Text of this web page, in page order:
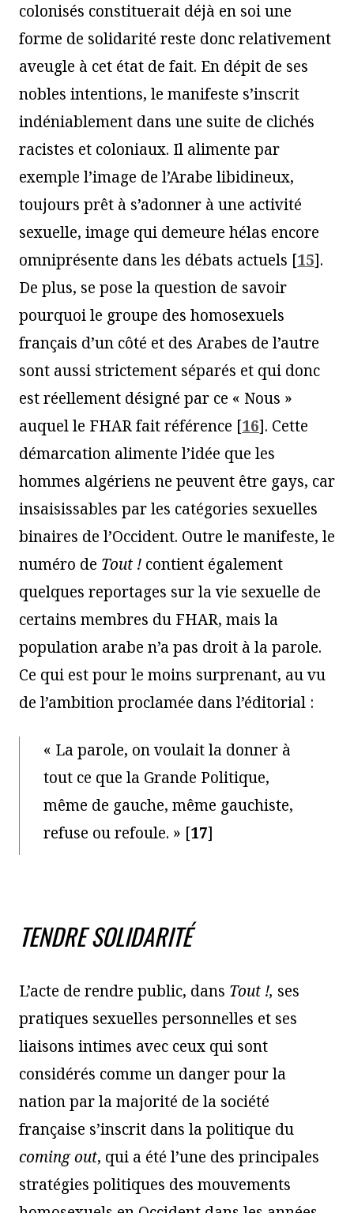
colonisés constituerait déjà en soi une
forme de solidarité reste donc relativement
aveugle à cet état de fait. En dépit de ses
nobles intentions, le manifeste s’inscrit
indéniablement dans une suite de clichés
racistes et coloniaux. Il alimente par
exemple l’image de l’Arabe libidineux,
toujours prêt à s’adonner à une activité
sexuelle, image qui demeure hélas encore
omniprésente dans les débats actuels [15].
De plus, se pose la question de savoir
pourquoi le groupe des homosexuels
français d’un côté et des Arabes de l’autre
sont aussi strictement séparés et qui donc
est réellement désigné par ce « Nous »
auquel le FHAR fait référence [16]. Cette
démarcation alimente l’idée que les
hommes algériens ne peuvent être gays, car
insaisissables par les catégories sexuelles
binaires de l’Occident. Outre le manifeste, le
numéro de Tout ! contient également
quelques reportages sur la vie sexuelle de
certains membres du FHAR, mais la
population arabe n’a pas droit à la parole.
Ce qui est pour le moins surprenant, au vu
de l’ambition proclamée dans l’éditorial :
« La parole, on voulait la donner à
tout ce que la Grande Politique,
même de gauche, même gauchiste,
refuse ou refoule. » [17]
TENDRE SOLIDARITÉ
L’acte de rendre public, dans Tout !, ses
pratiques sexuelles personnelles et ses
liaisons intimes avec ceux qui sont
considérés comme un danger pour la
nation par la majorité de la société
française s’inscrit dans la politique du
coming out, qui a été l’une des principales
stratégies politiques des mouvements